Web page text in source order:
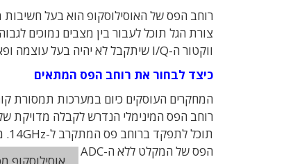
צורת הגל תוכל לעבור בין מצבים נמוכים
ווקטור ה-I/Q שיתקבל לא יהיה בעל עוצמה ופאזה מספיקות.
כיצד לבחור את רוחב הפס המתאים
המחקרים העוסקים כיום במערכות תמסורת
הפס של המקלט ללא ה-ADC הוא 40GHz, הרי שיידרש ל-ADC רוחב פס של 15GHz – בקירוב בתקרת הפעולה התיאורטית.